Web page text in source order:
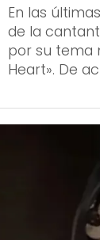
En las
de la
por su tema
Heart». De